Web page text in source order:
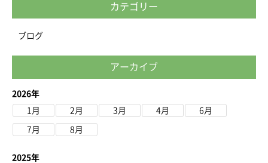
カテゴリー
ブログ
アーカイブ
2026年
1月
2月 3月 4月 6月
7月 8月
2025年